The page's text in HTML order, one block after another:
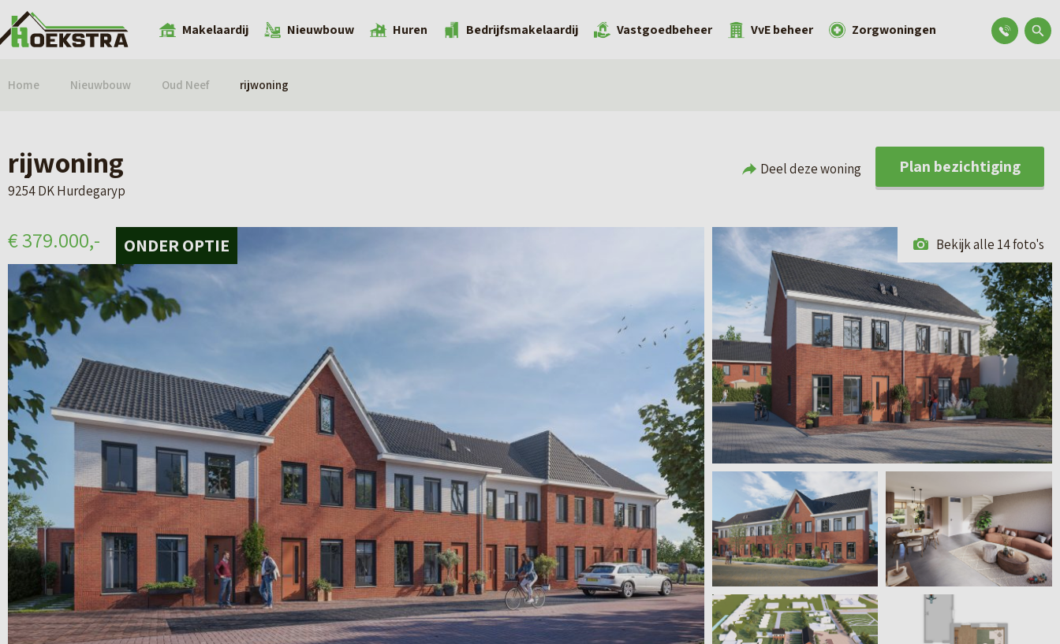
Makelaardij Nieuwbouw Huren Bedrijfsmakelaardij Vastgoedbeheer VvE beheer Zorgwoningen
Home Nieuwbouw Oud Neef rijwoning
rijwoning
9254 DK Hurdegaryp
Deel deze woning Plan bezichtiging
€ 379.000,- ONDER OPTIE Bekijk alle 14 foto's